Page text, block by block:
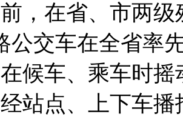
在省、市两级
公交车在全省率
候车、乘车时
站点、上下车播